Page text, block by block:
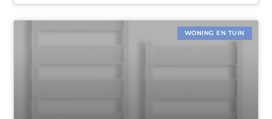
WONING EN TUIN